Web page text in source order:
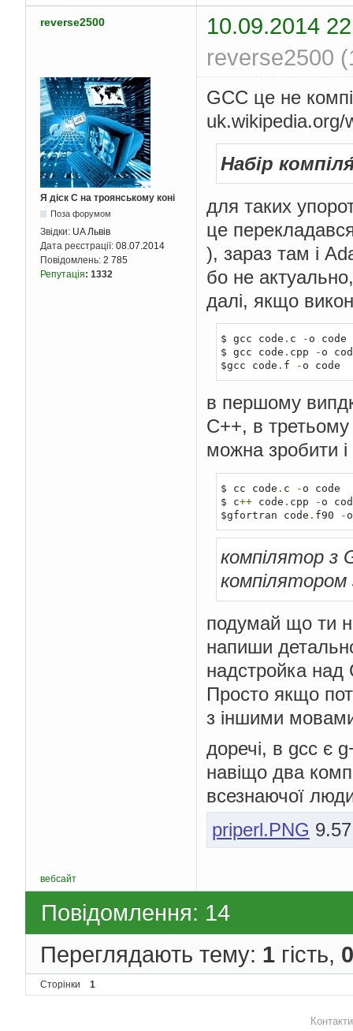
reverse2500
10.09.2014
reverse2500
Я діск С на троянському коні
Поза форумом
Звідки: UA Львів
Дата реєстрації: 08.07.2014
Повідомлень: 2 785
Репутація: 1332
GCC це не
uk.wikipedia.org/
Набір
для таких
це
), зараз там і
бо не
далі, якщо
$ gcc code . c - o code
$ gcc code . cpp - o
$gcc code . f - o code
в першому
С++, в
можна зробити
$ cc code . c - o code
$ c++ code . cpp - o
$gfortran code . f90 -
компілятор з
подумай що ти
напиши
надстройка над
Просто якщо
з іншими
доречі, в gcc є
навіщо два
всезнаючої
priperl.PNG
вебсайт
Повідомлення: 14
Переглядають тему: 1 гість, 0
Сторінки 1